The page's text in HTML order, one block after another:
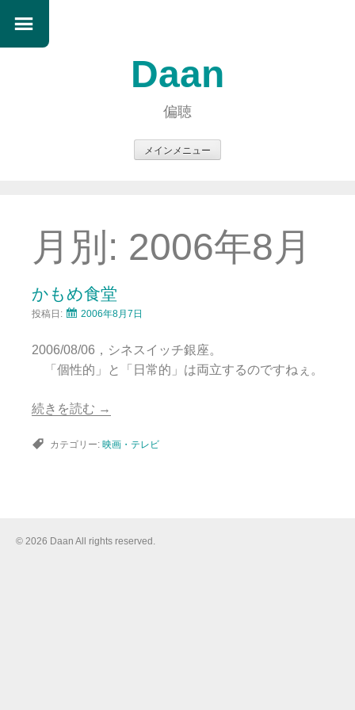
Daan
偏聴
メインメニュー
ン
ツ
へ
ス
キ
プ
月別: 2006年8月
かもめ食堂
投稿日: 2006年8月7日
2006/08/06，シネスイッチ銀座。
「個性的」と「日常的」は両立するのですねぇ。
続きを読む →
カテゴリー: 映画・テレビ
© 2026 Daan All rights reserved.